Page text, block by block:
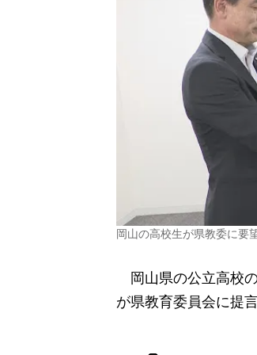
岡山の高校生が県教委に要
岡山県の公立高校
が県教育委員会に提